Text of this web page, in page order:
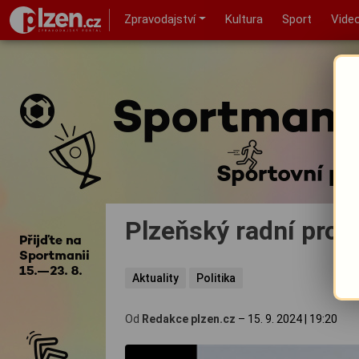
Zpravodajství Kultura Sport
Plzeňský radní pro
Aktuality Politika
Od Redakce plzen.cz – 15. 9. 2024 19:20